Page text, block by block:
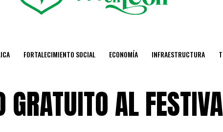
FORTALECIMIENTO SOCIAL ECONOMÍA INFRAESTRUCTURA
AL